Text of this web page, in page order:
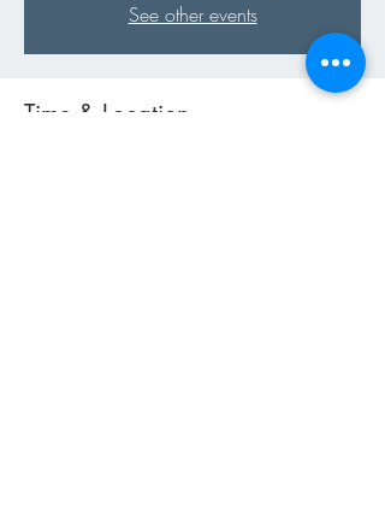
See other events
Time & Location